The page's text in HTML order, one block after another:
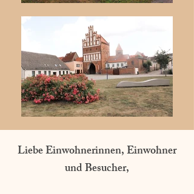
Liebe Einwohnerinnen, Einwohner
und Besucher,